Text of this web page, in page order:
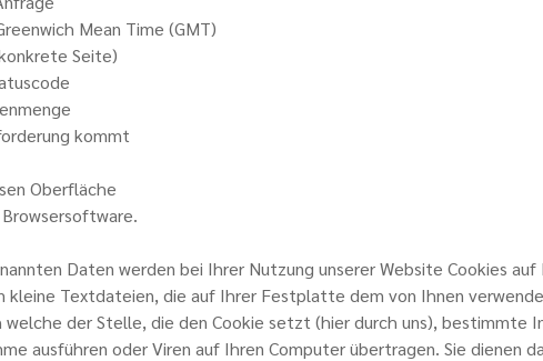
Mean Time (GMT)
Seite)
kommt
Oberfläche
Daten werden bei Ihrer Nutzung unserer Website Cookies
kleine Textdateien, die auf Ihrer Festplatte dem von Ihnen
der Stelle, die den Cookie setzt (hier durch uns), bestimmte
ausführen oder Viren auf Ihren Computer übertragen. Sie dienen